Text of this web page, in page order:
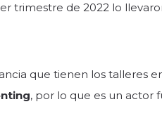
trimestre de 2022 lo
que tienen los talleres
, por lo que es un actor